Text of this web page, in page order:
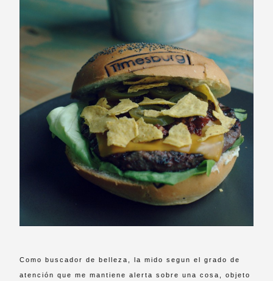
Como buscador de belleza, la mido segun el grado de
atención que me mantiene alerta sobre una cosa, objeto